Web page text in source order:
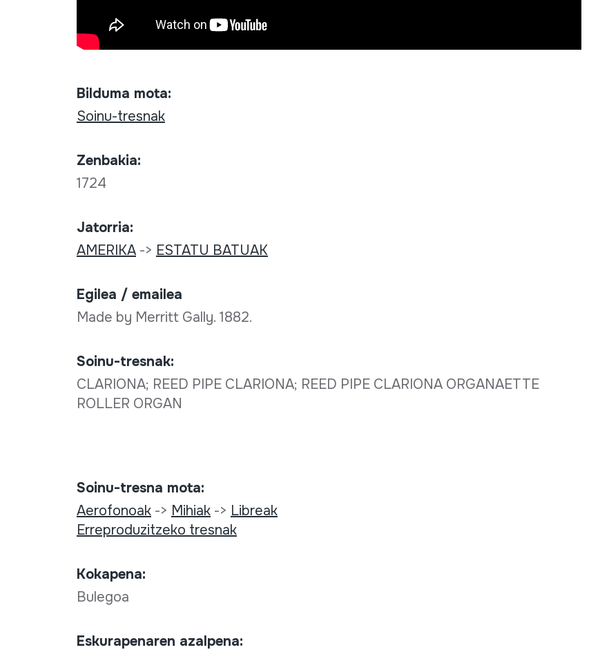
Bilduma mota:
Soinu-tresnak
Zenbakia:
1724
Jatorria:
AMERIKA-> ESTATU BATUAK
Egilea / emailea
Made by Merritt Gally. 1882.
Soinu-tresnak:
CLARIONA; REED PIPE CLARIONA; REED PIPE CLARIONA ORGANAETTE
ROLLER ORGAN
Soinu-tresna mota:
Aerofonoak-> Mihiak-> Libreak
Erreproduzitzeko tresnak
Kokapena:
Bulegoa
Eskurapenaren azalpena: